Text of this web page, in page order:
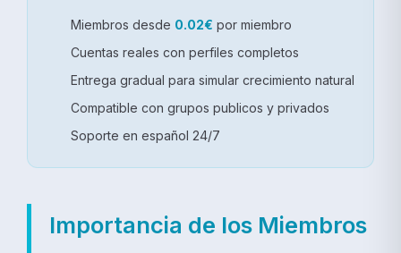
Miembros desde 0.02€ por miembro
Cuentas reales con perfiles completos
Entrega gradual para simular crecimiento natural
Compatible con grupos publicos y privados
Soporte en español 24/7
Importancia de los Miembros